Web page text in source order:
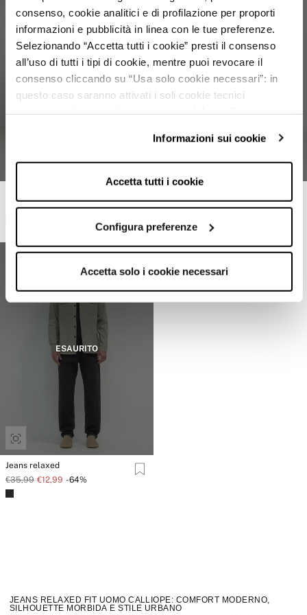
consenso, cookie analitici e di profilazione per proporti
informazioni e pubblicità in linea con le tue preferenze.
Selezionando “Accetta tutti i cookie” presti il consenso
all’uso di tutti i tipi di cookie, mentre puoi revocare il
consenso cliccando su “Usa solo cookie necessari”: in
questo caso saranno attivati i soli cookie tecnici
Per maggiori informazioni clicca sul link "Informazioni sui
cookie" e consulta la nostra cookie policy.
Informazioni sui cookie
Accetta tutti i cookie
Configura preferenze
Accetta solo i cookie necessari
ESAURITO
€35,99 €17,99 -50%
ESAURITO
€35,99 €17,99 -50%
ESAURITO
Jeans relaxed
€35,99 €12,99 -64%
JEANS RELAXED FIT UOMO CALLIOPE: COMFORT MODERNO,
SILHOUETTE MORBIDA E STILE URBANO